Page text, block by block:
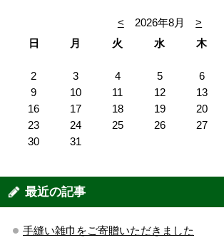
< 2026年8月
>
日
月 火 水 木
2
3 4 5 6
9
10 11 12 13
16
17 18 19 20
23
24 25 26 27
30
31
最近の記事
手縫い雑巾をご寄贈いただきました